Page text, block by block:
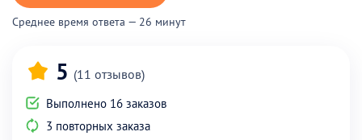
Среднее время ответа — 26 минут
5 (11 отзывов)
Выполнено 16 заказов
3 повторных заказа